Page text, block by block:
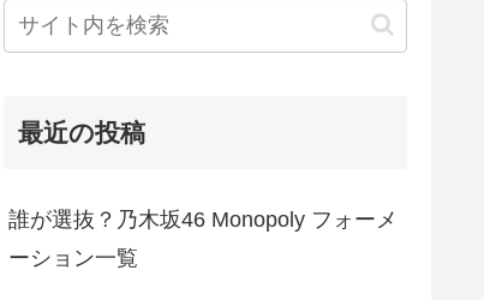
最近の投稿
誰が選抜？乃木坂46 Monopoly フォーメ
ーション一覧